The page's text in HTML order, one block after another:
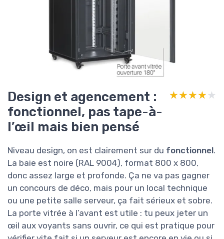
Design et agencement :
fonctionnel, pas tape-à-
l’œil mais bien pensé
★★★★★
★★★★★
Niveau design, on est clairement sur du fonctionnel.
La baie est noire (RAL 9004), format 800 x 800,
donc assez large et profonde. Ça ne va pas gagner
un concours de déco, mais pour un local technique
ou une petite salle serveur, ça fait sérieux et sobre.
La porte vitrée à l’avant est utile : tu peux jeter un
œil aux voyants sans ouvrir, ce qui est pratique pour